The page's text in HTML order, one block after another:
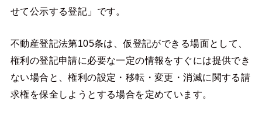
せて公示する登記」です。
不動産登記法第105条は、仮登記ができる場面として、
権利の登記申請に必要な一定の情報をすぐには提供でき
ない場合と、権利の設定・移転・変更・消滅に関する請
求権を保全しようとする場合を定めています。